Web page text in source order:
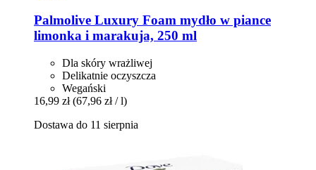
Palmolive Luxury Foam mydło w piance
limonka i marakuja, 250 ml
Dla skóry wrażliwej
Delikatnie oczyszcza
Wegański
16,99 zł (67,96 zł / l)
Dostawa do 11 sierpnia